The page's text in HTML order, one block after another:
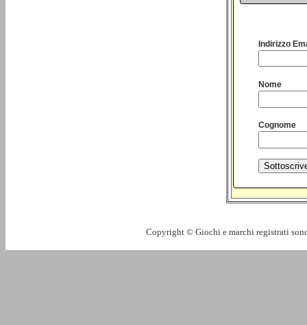
Indirizzo
Nome
Cognome
Copyright © Giochi e marchi registrati